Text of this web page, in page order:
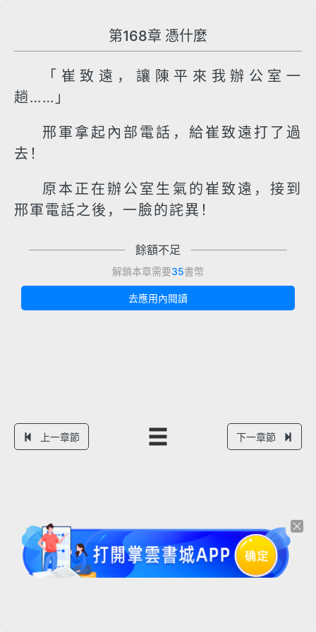
第168章 憑什麼
「崔致遠，讓陳平來我辦公室一
趟……」
邢軍拿起內部電話，給崔致遠打了過
去！
原本正在辦公室生氣的崔致遠，接到
邢軍電話之後，一臉的詫異！
餘額不足
解鎖本章需要35書幣
去應用內閱讀
上一章節 下一章節